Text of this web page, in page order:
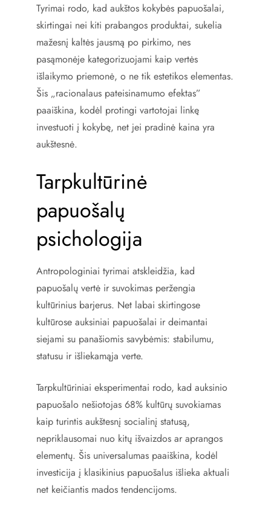
Tyrimai rodo, kad aukštos kokybės papuošalai,
skirtingai nei kiti prabangos produktai, sukelia
mažesnį kaltės jausmą po pirkimo, nes
pasąmonėje kategorizuojami kaip vertės
išlaikymo priemonė, o ne tik estetikos elementas.
Šis „racionalaus pateisinamumo efektas”
paaiškina, kodėl protingi vartotojai linkę
investuoti į kokybę, net jei pradinė kaina yra
aukštesnė.
Tarpkultūrinė
papuošalų
psichologija
Antropologiniai tyrimai atskleidžia, kad
papuošalų vertė ir suvokimas peržengia
kultūrinius barjerus. Net labai skirtingose
kultūrose auksiniai papuošalai ir deimantai
siejami su panašiomis savybėmis: stabilumu,
statusu ir išliekamąja verte.
Tarpkultūriniai eksperimentai rodo, kad auksinio
papuošalo nešiotojas 68% kultūrų suvokiamas
kaip turintis aukštesnį socialinį statusą,
nepriklausomai nuo kitų išvaizdos ar aprangos
elementų. Šis universalumas paaiškina, kodėl
investicija į klasikinius papuošalus išlieka aktuali
net keičiantis mados tendencijoms.